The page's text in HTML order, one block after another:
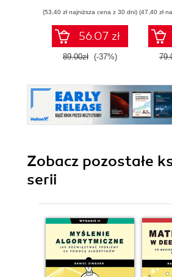
probabilistycznym.
Wydanie III
(53,40 zł najniższa cena z 30 dni)
56.07 zł
89.00zł (-37%)
(47,40 zł
Zobacz pozostałe
serii